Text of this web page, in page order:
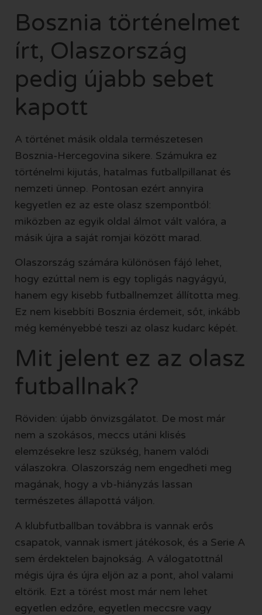
Bosznia történelmet
írt, Olaszország
pedig újabb sebet
kapott
A történet másik oldala természetesen
Bosznia-Hercegovina sikere. Számukra ez
történelmi kijutás, hatalmas futballpillanat és
nemzeti ünnep. Pontosan ezért annyira
kegyetlen ez az este olasz szempontból:
miközben az egyik oldal álmot vált valóra, a
másik újra a saját romjai között marad.
Olaszország számára különösen fájó lehet,
hogy ezúttal nem is egy topligás nagyágyú,
hanem egy kisebb futballnemzet állította meg.
Ez nem kisebbíti Bosznia érdemeit, sőt, inkább
még keményebbé teszi az olasz kudarc képét.
Mit jelent ez az olasz
futballnak?
Röviden: újabb önvizsgálatot. De most már
nem a szokásos, meccs utáni klisés
elemzésekre lesz szükség, hanem valódi
válaszokra. Olaszország nem engedheti meg
magának, hogy a vb-hiányzás lassan
természetes állapottá váljon.
A klubfutballban továbbra is vannak erős
csapatok, vannak ismert játékosok, és a Serie A
sem érdektelen bajnokság. A válogatottnál
mégis újra és újra eljön az a pont, ahol valami
eltörik. Ezt a törést most már nem lehet
egyetlen edzőre, egyetlen meccsre vagy